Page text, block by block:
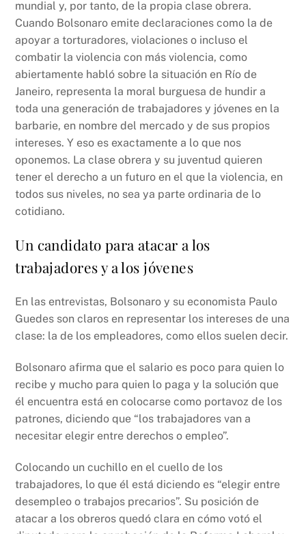
mundial y, por tanto, de la propia clase obrera.
Cuando Bolsonaro emite declaraciones como la de
apoyar a torturadores, violaciones o incluso el
combatir la violencia con más violencia, como
abiertamente habló sobre la situación en Río de
Janeiro, representa la moral burguesa de hundir a
toda una generación de trabajadores y jóvenes en la
barbarie, en nombre del mercado y de sus propios
intereses. Y eso es exactamente a lo que nos
oponemos. La clase obrera y su juventud quieren
tener el derecho a un futuro en el que la violencia, en
todos sus niveles, no sea ya parte ordinaria de lo
cotidiano.
Un candidato para atacar a los
trabajadores y a los jóvenes
En las entrevistas, Bolsonaro y su economista Paulo
Guedes son claros en representar los intereses de una
clase: la de los empleadores, como ellos suelen decir.
Bolsonaro afirma que el salario es poco para quien lo
recibe y mucho para quien lo paga y la solución que
él encuentra está en colocarse como portavoz de los
patrones, diciendo que “los trabajadores van a
necesitar elegir entre derechos o empleo”.
Colocando un cuchillo en el cuello de los
trabajadores, lo que él está diciendo es “elegir entre
desempleo o trabajos precarios”. Su posición de
atacar a los obreros quedó clara en cómo votó el